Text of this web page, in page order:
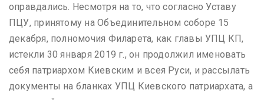
оправдались. Несмотря на то, что согласно Уставу
ПЦУ, принятому на Объединительном соборе 15
декабря, полномочия Филарета, как главы УПЦ КП,
истекли 30 января 2019 г., он продолжил именовать
себя патриархом Киевским и всея Руси, и рассылать
документы на бланках УПЦ Киевского патриархата, а